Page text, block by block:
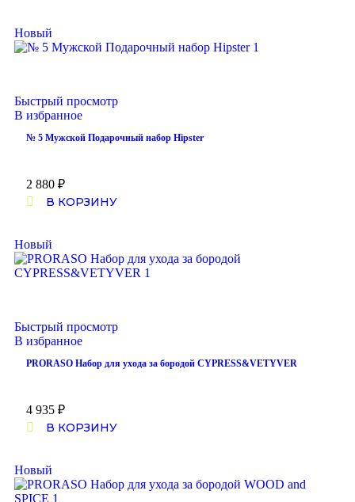
Новый
Быстрый просмотр
В избранное
№ 5 Мужской Подарочный набор Hipster
2 880 ₽
В КОРЗИНУ
Новый
Быстрый просмотр
В избранное
PRORASO Набор для ухода за бородой CYPRESS&VETYVER
4 935 ₽
В КОРЗИНУ
Новый